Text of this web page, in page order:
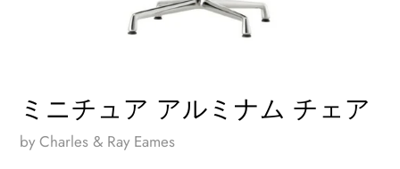
ミニチュア アルミナム チェア
by Charles & Ray Eames